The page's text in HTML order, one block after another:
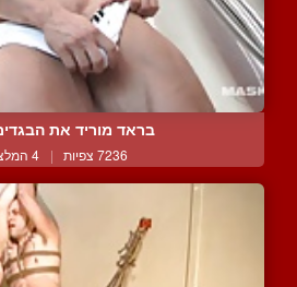
בראד מוריד את
7236 צפיות | 4 המלצות